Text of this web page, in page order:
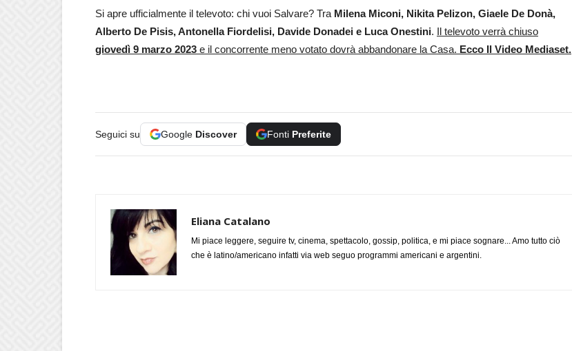
Si apre ufficialmente il televoto: chi vuoi Salvare? Tra Milena Miconi, Nikita Pelizon, Giaele De Donà,
Alberto De Pisis, Antonella Fiordelisi, Davide Donadei e Luca Onestini. Il televoto verrà chiuso
giovedì 9 marzo 2023 e il concorrente meno votato dovrà abbandonare la Casa. Ecco Il Video Mediaset.
Seguici su Google Discover Fonti Preferite
Eliana Catalano
Mi piace leggere, seguire tv, cinema, spettacolo, gossip, politica, e mi piace sognare... Amo tutto ciò
che è latino/americano infatti via web seguo programmi americani e argentini.